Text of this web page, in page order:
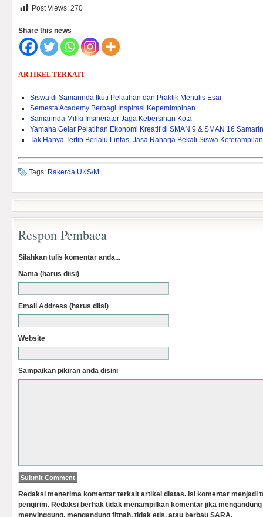
Post Views: 270
Share this news
ARTIKEL TERKAIT
Siswa di Samarinda Ikuti Pelatihan dan Praktik Menulis Esai
Semesta Academy Berbagi Inspirasi Kepemimpinan
Samarinda Miliki Insinerator Jaga Kebersihan Kota
Yamaha Gelar Pelatihan Ekonomi Kreatif di SMAN 9 & SMAN 16
Tak Hanya Tertib Berlalu Lintas, Jasa Raharja Bekali Siswa
Tags: Rakerda UKS/M
Respon Pembaca
Silahkan tulis komentar anda...
Nama (harus diisi)
Email Address (harus diisi)
Website
Sampaikan pikiran anda disini
Redaksi menerima komentar terkait artikel diatas. Isi komentar menjadi
pengirim. Redaksi berhak tidak menampilkan komentar jika
menyinggung, mengandung fitnah, tidak etis, atau berbau SARA.